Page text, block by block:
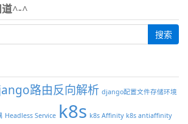
道^-^
路由反向解析 django配置文件存储环境
Headless Service k8s k8s Affinity k8s antiaffinity